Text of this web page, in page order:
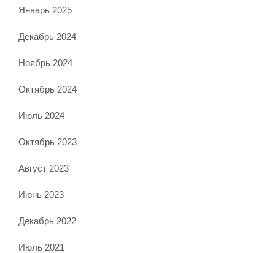
Январь 2025
Декабрь 2024
Ноябрь 2024
Октябрь 2024
Июль 2024
Октябрь 2023
Август 2023
Июнь 2023
Декабрь 2022
Июль 2021